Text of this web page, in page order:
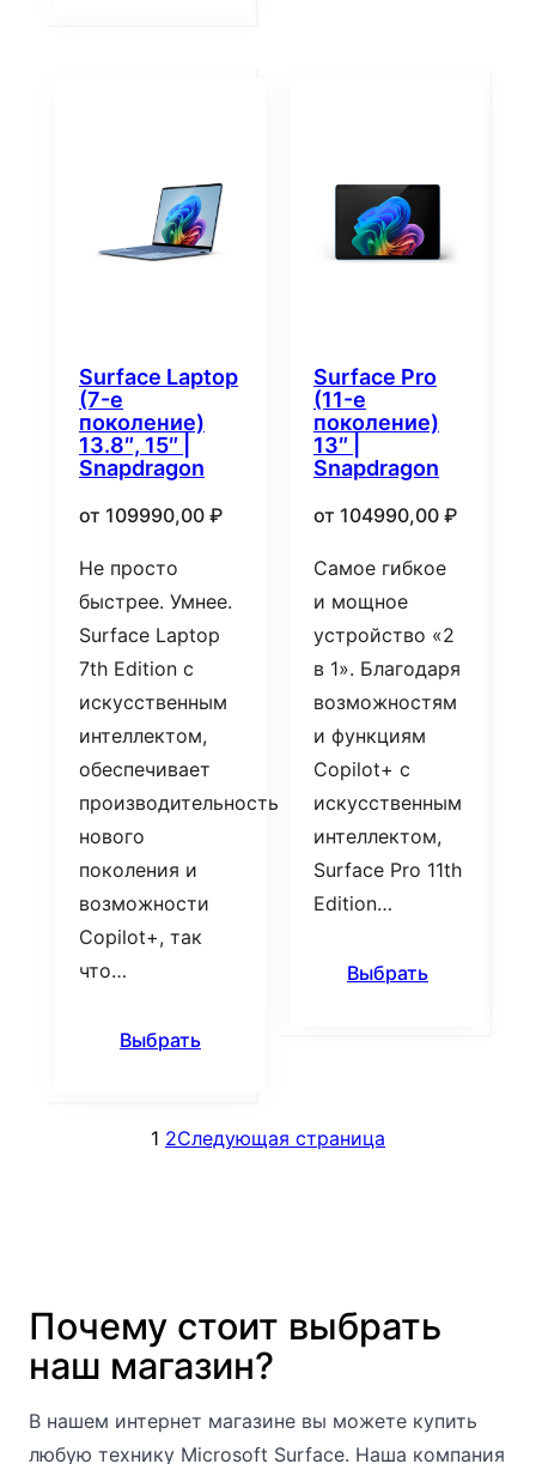
Surface Laptop
(7-е
поколение)
13.8″, 15″ |
Snapdragon
от 109990,00 ₽
Не просто
быстрее. Умнее.
Surface Laptop
7th Edition с
искусственным
интеллектом,
обеспечивает
производительность
нового
поколения и
возможности
Copilot+, так
что…
Выбрать
Surface Pro
(11-е
поколение)
13″ |
Snapdragon
от 104990,00 ₽
Самое гибкое
и мощное
устройство «2
в 1». Благодаря
возможностям
и функциям
Copilot+ с
искусственным
интеллектом,
Surface Pro 11th
Edition…
Выбрать
1 2Следующая страница
Почему стоит выбрать
наш магазин?
В нашем интернет магазине вы можете купить
любую технику Microsoft Surface. Наша компания